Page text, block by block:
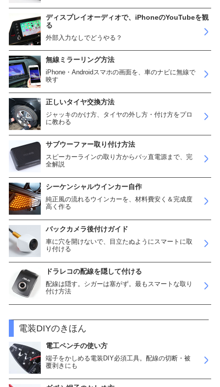
ディスプレイオーディオで、iPhoneのYouTubeを観
る
外部入力なしでどうやる？
無線ミラーリング方法
iPhone・Androidスマホの画面を、車のナビに無線で
映す
正しいタイヤ交換方法
ジャッキのかけ方、タイヤの外し方・付け方をプロ
に教わる
サブウーファー取り付け方法
スピーカーラインの取り方からバッ直電源まで、完
全解説
シーケンシャルウインカー自作
純正風の流れるウインカーを、材料費安く＆完成度
高く作る
バックカメラ後付けガイド
車に穴を開けないで、目立たぬようにスマートに取
り付ける
ドラレコの配線を隠して付ける
配線は隠す。シガーは塞がず。最もスマートな取り
付け方法
電装DIYのきほん
電工ペンチの使い方
端子をかしめる電装DIY必須工具。配線の切断・被
覆剥きにも